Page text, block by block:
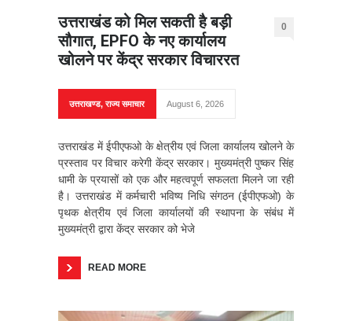
उत्तराखंड को मिल सकती है बड़ी
सौगात, EPFO के नए कार्यालय
खोलने पर केंद्र सरकार विचाररत
0
उत्तराखण्ड,राज्य समाचार August 6, 2026
उत्तराखंड में ईपीएफओ के क्षेत्रीय एवं जिला कार्यालय खोलने के
प्रस्ताव पर विचार करेगी केंद्र सरकार। मुख्यमंत्री पुष्कर सिंह
धामी के प्रयासों को एक और महत्वपूर्ण सफलता मिलने जा रही
है। उत्तराखंड में कर्मचारी भविष्य निधि संगठन (ईपीएफओ) के
पृथक क्षेत्रीय एवं जिला कार्यालयों की स्थापना के संबंध में
मुख्यमंत्री द्वारा केंद्र सरकार को भेजे
READ MORE